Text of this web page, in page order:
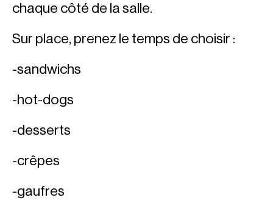
chaque côté de la salle.
Sur place, prenez le temps de choisir :
-sandwichs
-hot-dogs
-desserts
-crêpes
-gaufres